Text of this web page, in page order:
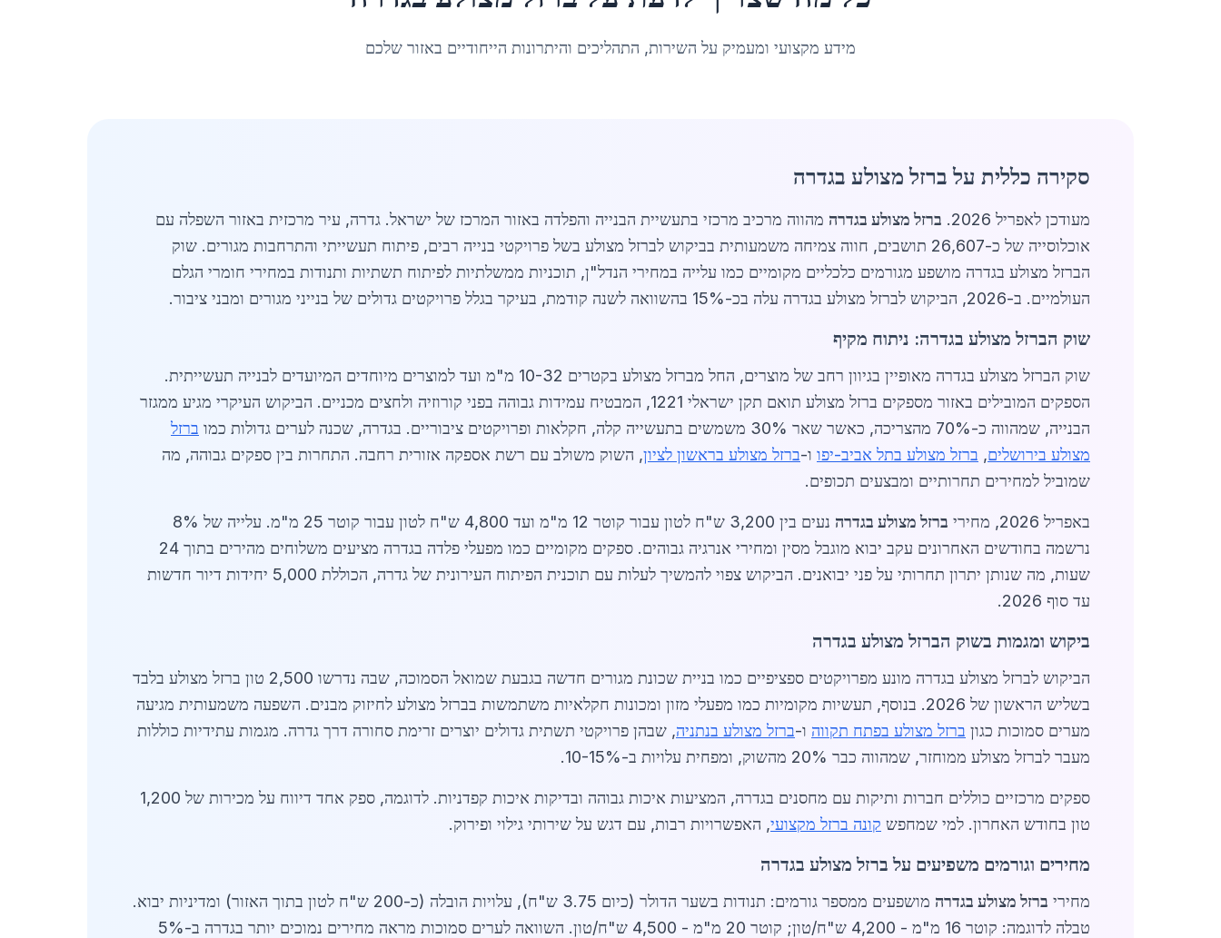
מידע מקצועי ומעמיק על השירות, התהליכים והיתרונות הייחודיים באזור שלכם
סקירה כללית על ברזל מצולע בגדרה
מעודכן לאפריל 2026. ברזל מצולע בגדרה מהווה מרכיב מרכזי בתעשיית הבנייה והפלדה באזור המרכז של ישראל. גדרה, עיר מרכזית באזור השפלה עם
אוכלוסייה של כ-26,607 תושבים, חווה צמיחה משמעותית בביקוש לברזל מצולע בשל פרויקטי בנייה רבים, פיתוח תעשייתי והתרחבות מגורים. שוק
הברזל מצולע בגדרה מושפע מגורמים כלכליים מקומיים כמו עלייה במחירי הנדל"ן, תוכניות ממשלתיות לפיתוח תשתיות ותנודות במחירי חומרי הגלם
העולמיים. ב-2026, הביקוש לברזל מצולע בגדרה עלה בכ-15% בהשוואה לשנה קודמת, בעיקר בגלל פרויקטים גדולים של בנייני מגורים ומבני ציבור.
שוק הברזל מצולע בגדרה: ניתוח מקיף
שוק הברזל מצולע בגדרה מאופיין בגיוון רחב של מוצרים, החל מברזל מצולע בקטרים 10-32 מ"מ ועד למוצרים מיוחדים המיועדים לבנייה תעשייתית.
הספקים המובילים באזור מספקים ברזל מצולע תואם תקן ישראלי 1221, המבטיח עמידות גבוהה בפני קורוזיה ולחצים מכניים. הביקוש העיקרי מגיע ממגזר
הבנייה, שמהווה כ-70% מהצריכה, כאשר שאר 30% משמשים בתעשייה קלה, חקלאות ופרויקטים ציבוריים. בגדרה, שכנה לערים גדולות כמו
ברזל
מצולע בירושלים, ברזל מצולע בתל אביב-יפו ו-ברזל מצולע בראשון לציון, השוק משולב עם רשת אספקה אזורית רחבה. התחרות בין ספקים גבוהה, מה
שמוביל למחירים תחרותיים ומבצעים תכופים.
באפריל 2026, מחירי ברזל מצולע בגדרה
נעים בין 3,200 ש"ח לטון עבור קוטר 12 מ"מ ועד 4,800 ש"ח לטון עבור קוטר 25 מ"מ. עלייה של 8%
נרשמה בחודשים האחרונים עקב יבוא מוגבל מסין ומחירי אנרגיה גבוהים. ספקים מקומיים כמו מפעלי פלדה בגדרה מציעים משלוחים מהירים בתוך 24
שעות, מה שנותן יתרון תחרותי על פני יבואנים. הביקוש צפוי להמשיך לעלות עם תוכנית הפיתוח העירונית של גדרה, הכוללת 5,000 יחידות דיור חדשות
עד סוף 2026.
ביקוש ומגמות בשוק הברזל מצולע בגדרה
הביקוש לברזל מצולע בגדרה מונע מפרויקטים ספציפיים כמו בניית שכונת מגורים חדשה בגבעת שמואל הסמוכה, שבה נדרשו 2,500 טון ברזל מצולע בלבד
בשליש הראשון של 2026. בנוסף, תעשיות מקומיות כמו מפעלי מזון ומכונות חקלאיות משתמשות בברזל מצולע לחיזוק מבנים. השפעה משמעותית מגיעה
מערים סמוכות כגון ברזל מצולע בפתח תקווה ו-ברזל מצולע בנתניה, שבהן פרויקטי תשתית גדולים יוצרים זרימת סחורה דרך גדרה. מגמות עתידיות כוללות
מעבר לברזל מצולע ממוחזר, שמהווה כבר 20% מהשוק, ומפחית עלויות ב-10-15%.
ספקים מרכזיים כוללים חברות ותיקות עם מחסנים בגדרה, המציעות איכות גבוהה ובדיקות איכות קפדניות. לדוגמה, ספק אחד דיווח על מכירות של 1,200
טון בחודש האחרון. למי שמחפש קונה ברזל מקצועי, האפשרויות רבות, עם דגש על שירותי גילוי ופירוק.
מחירים וגורמים משפיעים על ברזל מצולע בגדרה
מחירי ברזל מצולע בגדרה
מושפעים ממספר גורמים: תנודות בשער הדולר (כיום 3.75 ש"ח), עלויות הובלה (כ-200 ש"ח לטון בתוך האזור) ומדיניות יבוא.
טבלה לדוגמה: קוטר 16 מ"מ - 4,200 ש"ח/טון; קוטר 20 מ"מ - 4,500 ש"ח/טון. השוואה לערים סמוכות מראה מחירים נמוכים יותר בגדרה ב-5%